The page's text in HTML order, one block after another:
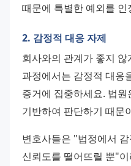
때문에 특별한 예외를
2. 감정적 대응 자제
회사와의 관계가 좋지
과정에서는 감정적 대응
증거에 집중하세요. 법
기반하여 판단하기 때문
변호사들은 "법정에서
신뢰도를 떨어뜨릴 뿐"